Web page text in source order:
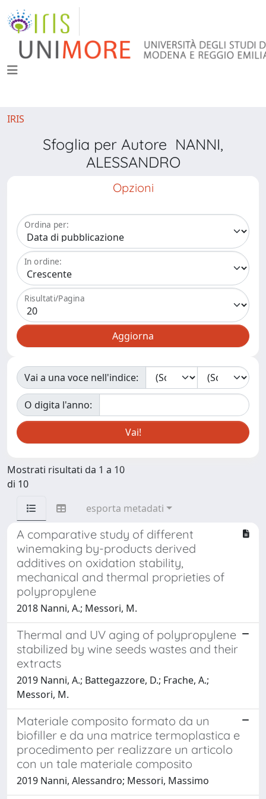
IRIS
Sfoglia per Autore NANNI,
ALESSANDRO
Opzioni
Ordina per:
In ordine:
Risultati/Pagina
Vai a una voce nell'indice:
O digita l'anno:
Mostrati risultati da 1 a 10
di 10
esporta metadati
A comparative study of different
winemaking by-products derived
additives on oxidation stability,
mechanical and thermal proprieties of
polypropylene
2018 Nanni, A.; Messori, M.
Thermal and UV aging of polypropylene
stabilized by wine seeds wastes and their
extracts
2019 Nanni, A.; Battegazzore, D.; Frache, A.;
Messori, M.
Materiale composito formato da un
biofiller e da una matrice termoplastica e
procedimento per realizzare un articolo
con un tale materiale composito
2019 Nanni, Alessandro; Messori, Massimo